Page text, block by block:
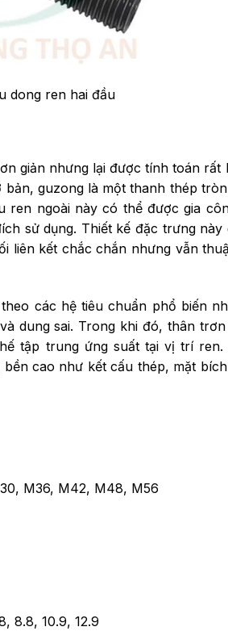
dong ren hai đầu
giản nhưng lại được tính toán
guzong là một thanh thép
ngoài này có thể được gia
sử dụng. Thiết kế đặc trưng này
liên kết chắc chắn nhưng vẫn
các hệ tiêu chuẩn phổ biến
dung sai. Trong khi đó, thân
tập trung ứng suất tại vị trí ren.
cao như kết cấu thép, mặt
M36, M42, M48, M56
8.8, 10.9, 12.9